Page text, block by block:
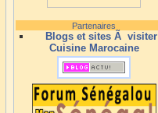
Partenaires
Blogs et sites Ã visiter
Cuisine Marocaine